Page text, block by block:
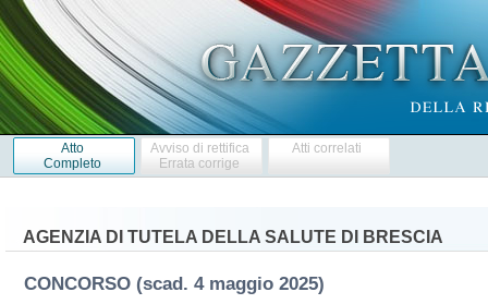
Atto
Completo
Avviso di rettifica
Errata corrige
Atti correlati
AGENZIA DI TUTELA DELLA SALUTE DI BRESCIA
CONCORSO (scad. 4 maggio 2025)